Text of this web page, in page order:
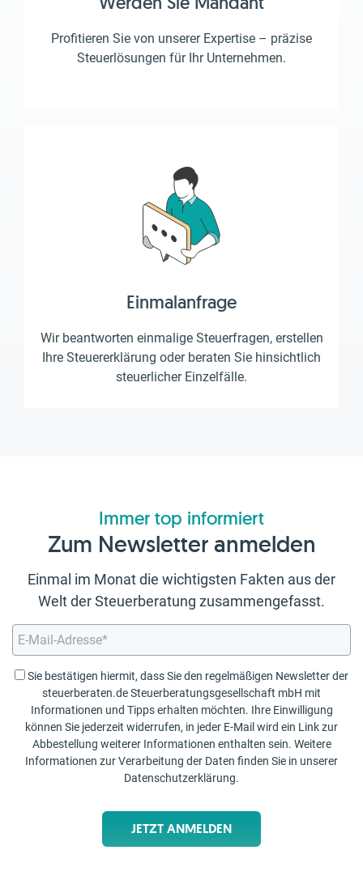
Profitieren Sie von unserer Expertise – präzise
Steuerlösungen für Ihr Unternehmen.
Einmalanfrage
Wir beantworten einmalige Steuerfragen, erstellen
Ihre Steuererklärung oder beraten Sie hinsichtlich
steuerlicher Einzelfälle.
Immer top informiert
Zum Newsletter anmelden
Einmal im Monat die wichtigsten Fakten aus der
Welt der Steuerberatung zusammengefasst.
Sie bestätigen hiermit, dass Sie den regelmäßigen Newsletter der
steuerberaten.de Steuerberatungsgesellschaft mbH mit
Informationen und Tipps erhalten möchten. Ihre Einwilligung
können Sie jederzeit widerrufen, in jeder E-Mail wird ein Link zur
Abbestellung weiterer Informationen enthalten sein. Weitere
Informationen zur Verarbeitung der Daten finden Sie in unserer
Datenschutzerklärung.
JETZT ANMELDEN